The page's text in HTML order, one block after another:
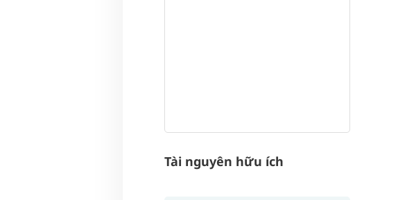
Tài nguyên hữu ích